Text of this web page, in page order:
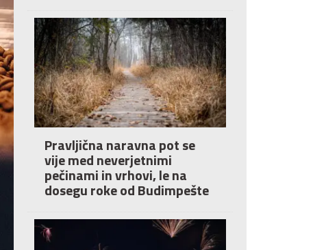
Pravljična naravna pot se
vije med neverjetnimi
pečinami in vrhovi, le na
dosegu roke od Budimpešte